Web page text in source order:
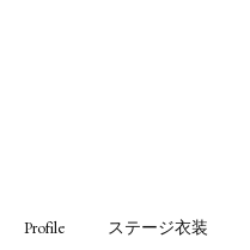
Profile ステージ衣装